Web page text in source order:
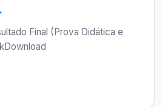
Final (Prova Didática e